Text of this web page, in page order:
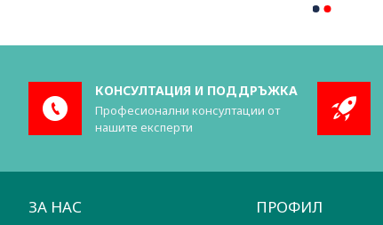
КОНСУЛТАЦИЯ И ПОДДРЪЖКА
Професионални консултации от
нашите експерти
ЗА НАС ПРОФИЛ